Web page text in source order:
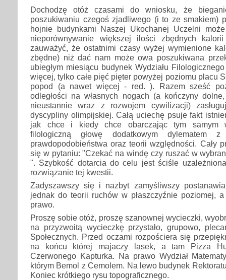
Dochodzę otóż czasami do wniosku, że
poszukiwaniu czegoś zjadliwego (i to ze smakiem)
hojnie budynkami Naszej Ukochanej Uczelni
nieporównywanie większej ilości zbędnych
zauważyć, że ostatnimi czasy wyżej wymienione
zbędne) niż dać nam może owa poszukiwana
ubiegłym miesiącu budynek Wydziału
więcej, tylko całe pięć pięter powyżej poziomu placu
popod (a nawet więcej - red. ). Razem sześć
odległości na własnych nogach (a kończyny
nieustannie wraz z rozwojem cywilizacji)
dyscypliny olimpijskiej. Całą uciechę psuje fakt
jak chce i kiedy chce obarczając tym samym
filologiczną głowę dodatkowym dylematem
prawdopodobieństwa oraz teorii względności. Cały
się w pytaniu: "Czekać na windę czy ruszać w
". Szybkość dotarcia do celu jest ściśle
rozwiązanie tej kwestii.
Zadyszawszy się i nazbyt zamyśliwszy
jednak do teorii ruchów w płaszczyźnie poziomej,
prawo.
Proszę sobie otóż, proszę szanownej wycieczki,
na przyzwoitą wycieczkę przystało, grupowo,
Społecznych. Przed oczami rozpościera się
na końcu której majaczy lasek, a tam Pizza
Czerwonego Kapturka. Na prawo Wydział
którym Bemol z Cemolem. Na lewo budynek
Koniec krótkiego rysu topograficznego.